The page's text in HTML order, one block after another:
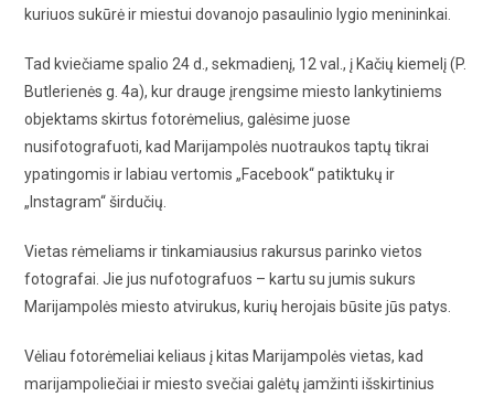
kuriuos sukūrė ir miestui dovanojo pasaulinio lygio menininkai.
Tad kviečiame spalio 24 d., sekmadienį, 12 val., į Kačių kiemelį (P.
Butlerienės g. 4a), kur drauge įrengsime miesto lankytiniems
objektams skirtus fotorėmelius, galėsime juose
nusifotografuoti, kad Marijampolės nuotraukos taptų tikrai
ypatingomis ir labiau vertomis „Facebook“ patiktukų ir
„Instagram“ širdučių.
Vietas rėmeliams ir tinkamiausius rakursus parinko vietos
fotografai. Jie jus nufotografuos – kartu su jumis sukurs
Marijampolės miesto atvirukus, kurių herojais būsite jūs patys.
Vėliau fotorėmeliai keliaus į kitas Marijampolės vietas, kad
marijampoliečiai ir miesto svečiai galėtų įamžinti išskirtinius